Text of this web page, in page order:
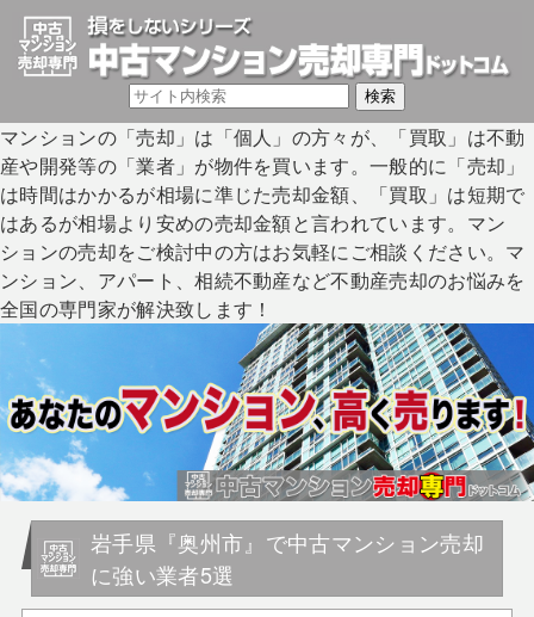
マンションの「売却」は「個人」の方々が、「買取」は不動
産や開発等の「業者」が物件を買います。一般的に「売却」
は時間はかかるが相場に準じた売却金額、「買取」は短期で
はあるが相場より安めの売却金額と言われています。マン
ションの売却をご検討中の方はお気軽にご相談ください。マ
ンション、アパート、相続不動産など不動産売却のお悩みを
全国の専門家が解決致します！
岩手県『奥州市』で中古マンション売却
に強い業者5選